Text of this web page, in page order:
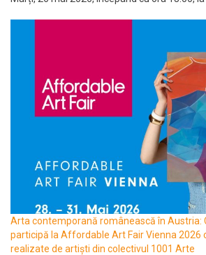
Arta contemporană românească în Austria:
participă la Affordable Art Fair Vienna 2026
realizate de artiști din colectivul 1001 Arte